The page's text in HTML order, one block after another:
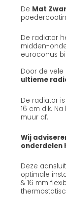
De Mat
De radiator
midden-
euroconus
Door de
ultieme
De radiator
16 cm dik.
muur af.
Wij
onderdelen
Deze
optimale
& 16 mm